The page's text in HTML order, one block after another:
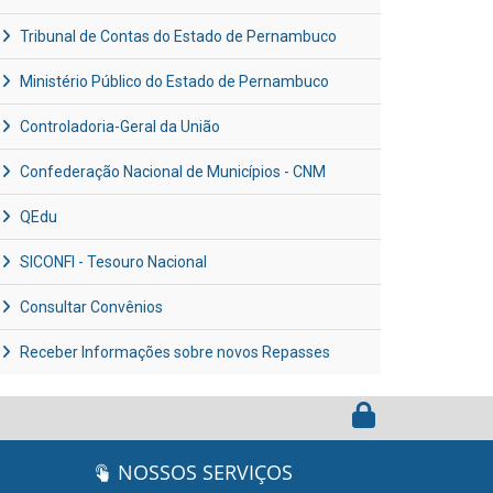
Tribunal de Contas do Estado de Pernambuco
Ministério Público do Estado de Pernambuco
Controladoria-Geral da União
Confederação Nacional de Municípios - CNM
QEdu
SICONFI - Tesouro Nacional
Consultar Convênios
Receber Informações sobre novos Repasses
NOSSOS SERVIÇOS